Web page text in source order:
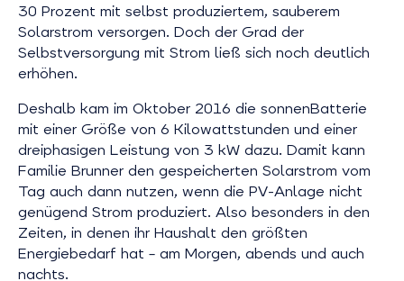
30 Prozent mit selbst produziertem, sauberem
Solarstrom versorgen. Doch der Grad der
Selbstversorgung mit Strom ließ sich noch deutlich
erhöhen.
Deshalb kam im Oktober 2016 die sonnenBatterie
mit einer Größe von 6 Kilowattstunden und einer
dreiphasigen Leistung von 3 kW dazu. Damit kann
Familie Brunner den gespeicherten Solarstrom vom
Tag auch dann nutzen, wenn die PV-Anlage nicht
genügend Strom produziert. Also besonders in den
Zeiten, in denen ihr Haushalt den größten
Energiebedarf hat – am Morgen, abends und auch
nachts.